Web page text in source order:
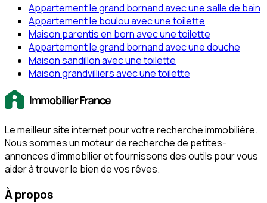
Appartement le grand bornand avec une salle de bain
Appartement le boulou avec une toilette
Maison parentis en born avec une toilette
Appartement le grand bornand avec une douche
Maison sandillon avec une toilette
Maison grandvilliers avec une toilette
Le meilleur site internet pour votre recherche immobilière.
Nous sommes un moteur de recherche de petites-
annonces d‘immobilier et fournissons des outils pour vous
aider à trouver le bien de vos rêves.
À propos